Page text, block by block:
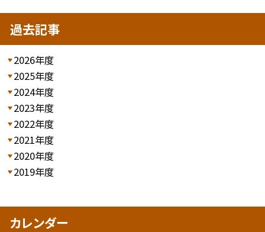
過去記事
2026年度
2025年度
2024年度
2023年度
2022年度
2021年度
2020年度
2019年度
カレンダー